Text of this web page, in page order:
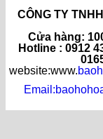
CÔNG TY
Cửa hàng:
Hotline : 0912
website:www.